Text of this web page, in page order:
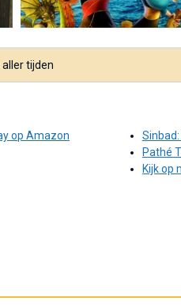
tijden
op Amazon
Pathé
Kijk op